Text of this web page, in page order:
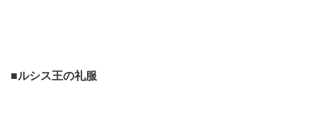
■ルシス王の礼服